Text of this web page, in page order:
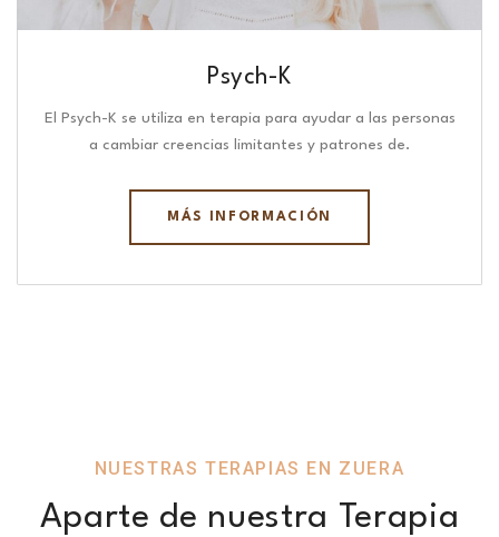
Psych-K
El Psych-K se utiliza en terapia para ayudar a las personas
a cambiar creencias limitantes y patrones de.
MÁS INFORMACIÓN
NUESTRAS TERAPIAS EN ZUERA
Aparte de nuestra Terapia